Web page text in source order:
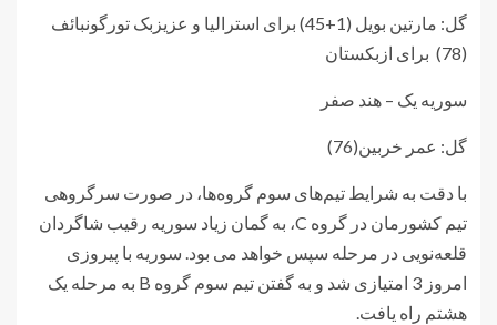
گل: مارتین بویل (1+45) برای استرالیا و عزیزبک تورگونبائف
(78) برای ازبکستان
سوریه یک – هند صفر
گل: عمر خربین(76)
با دقت به شرایط تیم‌های سوم گروه‌ها، در صورت سرگروهی
تیم کشورمان در گروه C، به گمان زیاد سوریه رقیب شاگردان
قلعه‌نویی در مرحله سپس خواهد می بود. سوریه با پیروزی
امروز 3 امتیازی شد و به گفتن تیم سوم گروه B به مرحله یک
هشتم راه یافت.